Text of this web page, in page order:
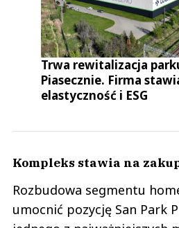
Trwa rewitalizacja
Piasecznie. Firma
elastyczność i ESG
Kompleks stawia na
Rozbudowa segmentu
umocnić pozycję San Park